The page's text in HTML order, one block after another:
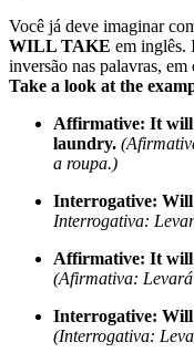
Você já deve imaginar
WILL TAKE em inglês.
inversão nas palavras,
Take a look at the
Affirmative: It will
laundry.
a roupa.)
Interrogative: Will
Interrogativa:
Affirmative: It will
(Afirmativa:
Interrogative: Will
(Interrogativa: